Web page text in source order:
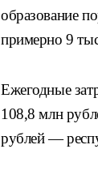
образование
примерно 9
Ежегодные
108,8 млн
рублей —